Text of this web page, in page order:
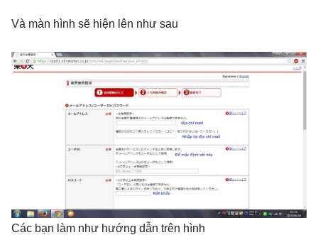
Và màn hình sẽ hiện lên như sau
Các bạn làm như hướng dẫn trên hình